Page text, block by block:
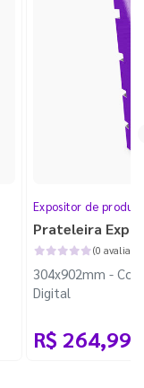
Expositor de
Prateleira
(0
304x902mm -
Digital
R$ 264,99